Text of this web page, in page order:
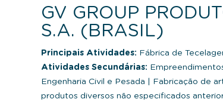
GV GROUP
S.A. (BRASIL)
Principais Atividades: Fábrica de
Atividades Secundárias:
Engenharia Civil e Pesada
Fabricação de
produtos diversos não especificados